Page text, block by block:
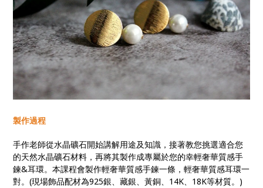
製作過程
手作老師從水晶礦石開始講解用途及知識，接著教您挑選適合您
的天然水晶礦石材料，再將其製作成專屬於您的幸輕奢華質感手
鍊&耳環。本課程會製作輕奢華質感手鍊一條，輕奢華質感耳環一
對。(現場飾品配材為925銀、藏銀、黃銅、14K、18K等材質。)